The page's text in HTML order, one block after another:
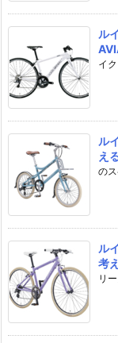
ル
イ
ル
え
の
ル
考
リ